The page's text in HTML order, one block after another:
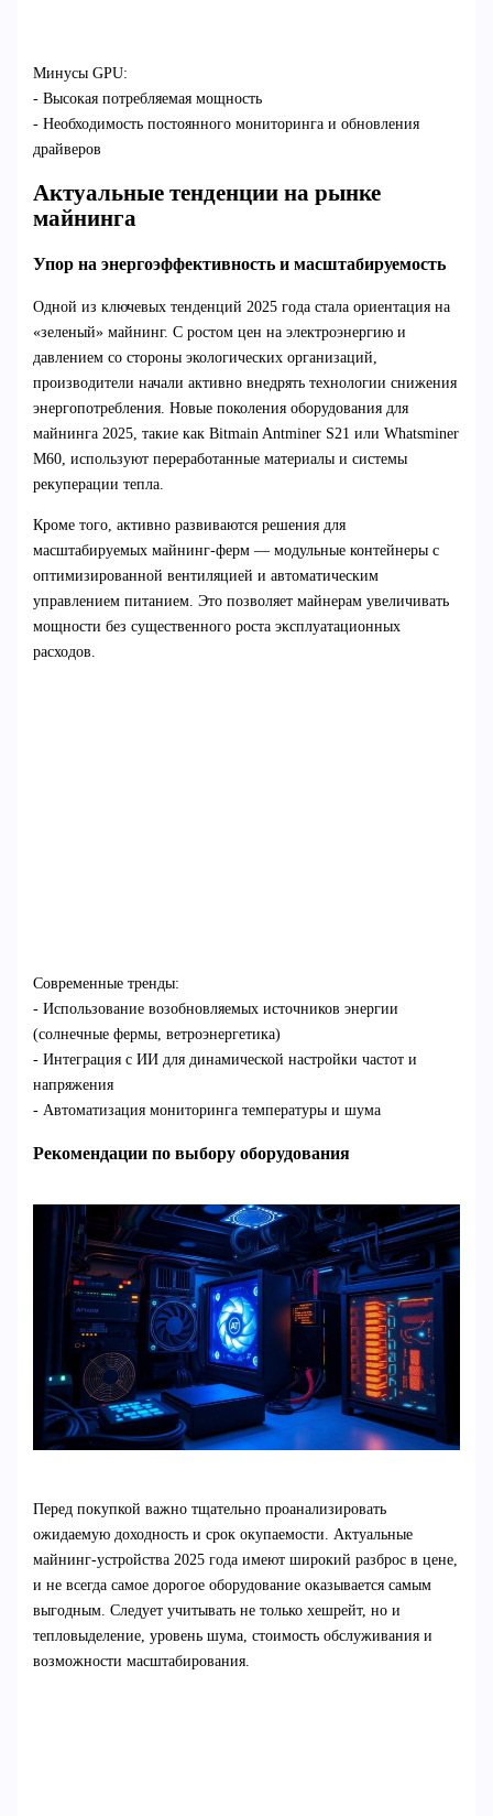
Минусы GPU:
- Высокая потребляемая мощность
- Необходимость постоянного мониторинга и обновления
драйверов
Актуальные тенденции на рынке
майнинга
Упор на энергоэффективность и масштабируемость
Одной из ключевых тенденций 2025 года стала ориентация на
«зеленый» майнинг. С ростом цен на электроэнергию и
давлением со стороны экологических организаций,
производители начали активно внедрять технологии снижения
энергопотребления. Новые поколения оборудования для
майнинга 2025, такие как Bitmain Antminer S21 или Whatsminer
M60, используют переработанные материалы и системы
рекуперации тепла.
Кроме того, активно развиваются решения для
масштабируемых майнинг-ферм — модульные контейнеры с
оптимизированной вентиляцией и автоматическим
управлением питанием. Это позволяет майнерам увеличивать
мощности без существенного роста эксплуатационных
расходов.
Современные тренды:
- Использование возобновляемых источников энергии
(солнечные фермы, ветроэнергетика)
- Интеграция с ИИ для динамической настройки частот и
напряжения
- Автоматизация мониторинга температуры и шума
Рекомендации по выбору оборудования
Перед покупкой важно тщательно проанализировать
ожидаемую доходность и срок окупаемости. Актуальные
майнинг-устройства 2025 года имеют широкий разброс в цене,
и не всегда самое дорогое оборудование оказывается самым
выгодным. Следует учитывать не только хешрейт, но и
тепловыделение, уровень шума, стоимость обслуживания и
возможности масштабирования.